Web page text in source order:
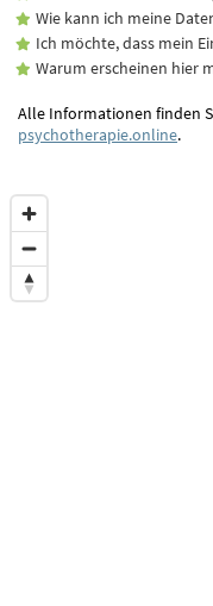
Wie kann ich meine
Ich möchte, dass mein
Warum erscheinen hier
Alle Informationen finden
psychotherapie.online.